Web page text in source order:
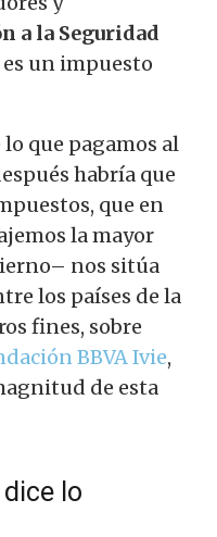
a la Seguridad
es un impuesto
que pagamos al
habría que
que en
la mayor
nos sitúa
los países de la
fines, sobre
BBVA Ivie,
de esta
lo